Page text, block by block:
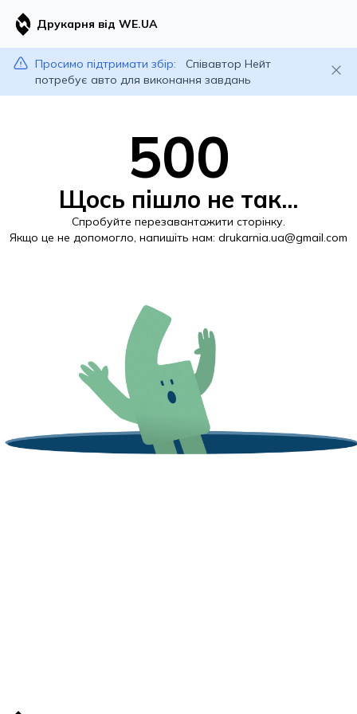
Друкарня від WE.UA
Просимо підтримати збір:
Співавтор Нейт
потребує авто для виконання завдань
500
Щось пішло не так...
Спробуйте перезавантажити сторінку.
Якщо це не допомогло, напишіть нам: drukarnia.ua@gmail.com